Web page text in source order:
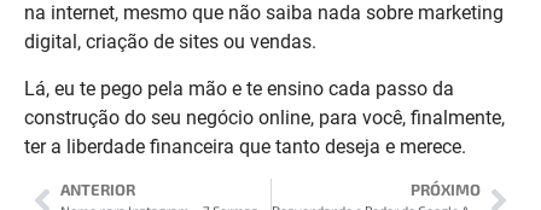
na internet, mesmo que não saiba nada sobre marketing
digital, criação de sites ou vendas.
Lá, eu te pego pela mão e te ensino cada passo da
construção do seu negócio online, para você, finalmente,
ter a liberdade financeira que tanto deseja e merece.
ANTERIOR PRÓXIMO